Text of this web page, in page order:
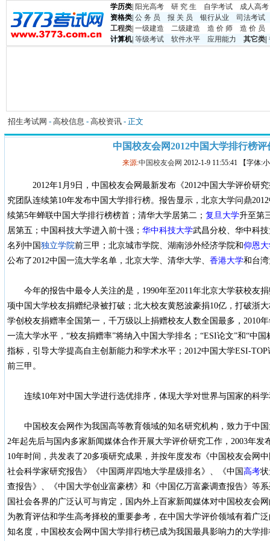
学历类 阳光高考 研 究 生 自学考试
成人高考
资格类 公 务 员 报 关 员 银行从业
司法考试
工程类 一级建造 二级建造 造 价 师
造 价 员
计算机| 等级考试 软件水平 应用能力 其它类
招生考试网 - 高校信息 - 高校资讯 - 正文
中国校友会网2012中国大学排行榜评
来源:中国校友会网 2012-1-9 11:55:41 【字体:
2012年1月9日，中国校友会网最新发布《2012中国大学评价研
究团队连续第10年发布中国大学排行榜。报告显示，北京大学问鼎
续第5年蝉联中国大学排行榜榜首；清华大学居第二； 复旦大学升至第
居第五；中国科技大学进入前十强； 华中科技大学武昌分校、华中科
名列中国 独立学院前三甲；北京城市学院、湖南涉外经济学院和仰恩大
公布了2012中国一流大学名单，北京大学、清华大学、 香港大学和台
今年的报告中最令人关注的是，1990年至2011年北京大学获校友捐
项中国大学校友捐赠纪录被打破；北大校友黄怒波豪捐10亿，打破浙
学创校友捐赠率全国第一，千万级以上捐赠校友人数全国最多，2010
一流大学水平，“校友捐赠率”将纳入中国大学排名；“ESI论文”和“中
指标，引导大学提高自主创新能力和学术水平；2012中国大学ESI-
前三甲。
连续10年对中国大学进行选优排序，体现大学对世界与国家的科学
中国校友会网作为我国高等教育领域的知名研究机构，致力于中国
2年起先后与国内多家新闻媒体合作开展大学评价研究工作，2003年发
10年时间，共发表了20多项研究成果，并按年度发布《中国校友会网
社会科学家研究报告》《中国两岸四地大学星级排名》、《中国 高考状
查报告》、《中国大学创业富豪榜》和《中国亿万富豪调查报告》等
国社会各界的广泛认可与肯定，国内外上百家新闻媒体对中国校友会
为教育评估和学生高考择校的重要参考，在中国大学评价领域有着广
知名度，中国校友会网中国大学排行榜已成为我国最具影响力的大学